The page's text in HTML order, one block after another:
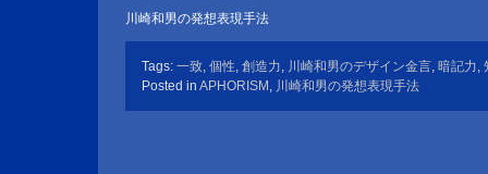
川崎和男の発想表現手法
Tags: 一致, 個性, 創造力, 川崎和男のデザイン金言, 暗記力,
Posted in APHORISM , 川崎和男の発想表現手法